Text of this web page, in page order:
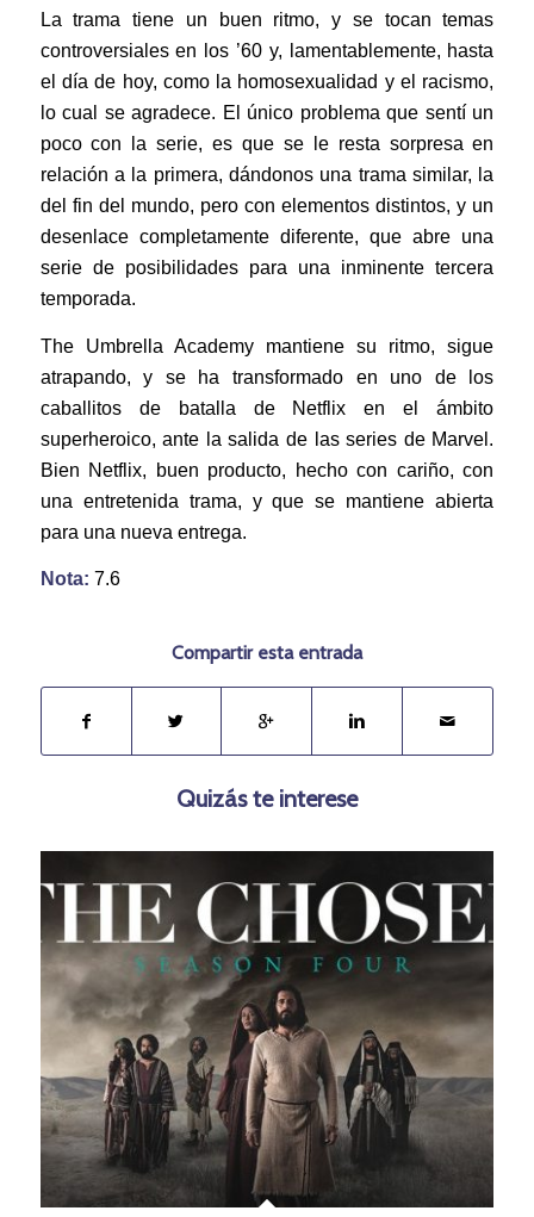
La trama tiene un buen ritmo, y se tocan temas
controversiales en los ’60 y, lamentablemente, hasta
el día de hoy, como la homosexualidad y el racismo,
lo cual se agradece. El único problema que sentí un
poco con la serie, es que se le resta sorpresa en
relación a la primera, dándonos una trama similar, la
del fin del mundo, pero con elementos distintos, y un
desenlace completamente diferente, que abre una
serie de posibilidades para una inminente tercera
temporada.
The Umbrella Academy mantiene su ritmo, sigue
atrapando, y se ha transformado en uno de los
caballitos de batalla de Netflix en el ámbito
superheroico, ante la salida de las series de Marvel.
Bien Netflix, buen producto, hecho con cariño, con
una entretenida trama, y que se mantiene abierta
para una nueva entrega.
Nota: 7.6
Compartir esta entrada
Quizás te interese